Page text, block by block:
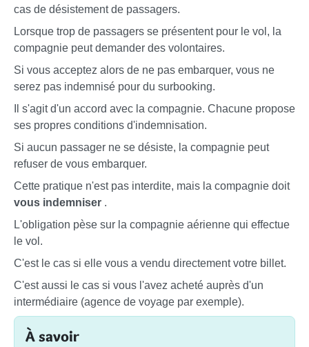
cas de désistement de passagers.
Lorsque trop de passagers se présentent pour le vol, la
compagnie peut demander des volontaires.
Si vous acceptez alors de ne pas embarquer, vous ne
serez pas indemnisé pour du surbooking.
Il s'agit d'un accord avec la compagnie. Chacune propose
ses propres conditions d'indemnisation.
Si aucun passager ne se désiste, la compagnie peut
refuser de vous embarquer.
Cette pratique n'est pas interdite, mais la compagnie doit
vous indemniser .
L'obligation pèse sur la compagnie aérienne qui effectue
le vol.
C'est le cas si elle vous a vendu directement votre billet.
C'est aussi le cas si vous l'avez acheté auprès d'un
intermédiaire (agence de voyage par exemple).
À savoir